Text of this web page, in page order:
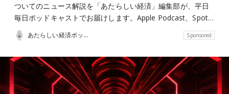
ついてのニュース解説を「あたらしい経済」編集部が、平日
毎日ポッドキャストでお届けします。Apple Podcast、Spot…
あたらしい経済ポッドキャスト Sponsored